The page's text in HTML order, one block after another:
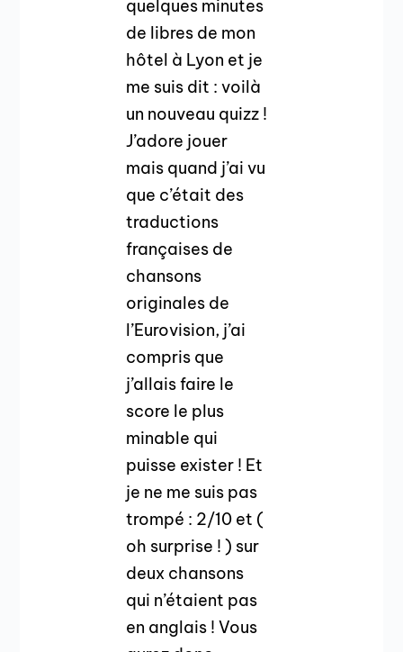
quelques minutes
de libres de mon
hôtel à Lyon et je
me suis dit : voilà
un nouveau quizz !
J’adore jouer
mais quand j’ai vu
que c’était des
traductions
françaises de
chansons
originales de
l’Eurovision, j’ai
compris que
j’allais faire le
score le plus
minable qui
puisse exister ! Et
je ne me suis pas
trompé : 2/10 et (
oh surprise ! ) sur
deux chansons
qui n’étaient pas
en anglais ! Vous